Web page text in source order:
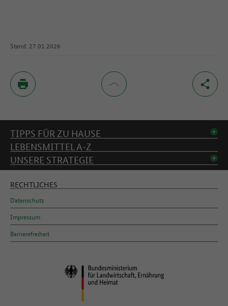
Stand: 27.01.2026
Inhaltsverzeichnis
TIPPS FÜR ZU HAUSE
LEBENSMITTEL A-Z
UNSERE STRATEGIE
RECHTLICHES
Datenschutz
Impressum
Barrierefreiheit